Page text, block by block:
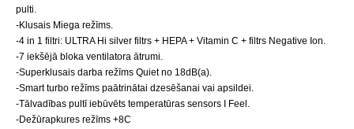
pulti.
-Klusais Miega režīms.
-4 in 1 filtri: ULTRA Hi silver filtrs + HEPA + Vitamin C + filtrs Negative Ion.
-7 iekšējā bloka ventilatora ātrumi.
-Superklusais darba režīms Quiet no 18dB(a).
-Smart turbo režīms paātrinātai dzesēšanai vai apsildei.
-Tālvadības pultī iebūvēts temperatūras sensors I Feel.
-Dežūrapkures režīms +8C